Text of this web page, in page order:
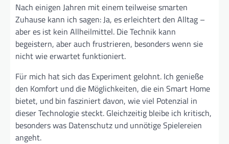
Nach einigen Jahren mit einem teilweise smarten
Zuhause kann ich sagen: Ja, es erleichtert den Alltag –
aber es ist kein Allheilmittel. Die Technik kann
begeistern, aber auch frustrieren, besonders wenn sie
nicht wie erwartet funktioniert.
Für mich hat sich das Experiment gelohnt. Ich genieße
den Komfort und die Möglichkeiten, die ein Smart Home
bietet, und bin fasziniert davon, wie viel Potenzial in
dieser Technologie steckt. Gleichzeitig bleibe ich kritisch,
besonders was Datenschutz und unnötige Spielereien
angeht.